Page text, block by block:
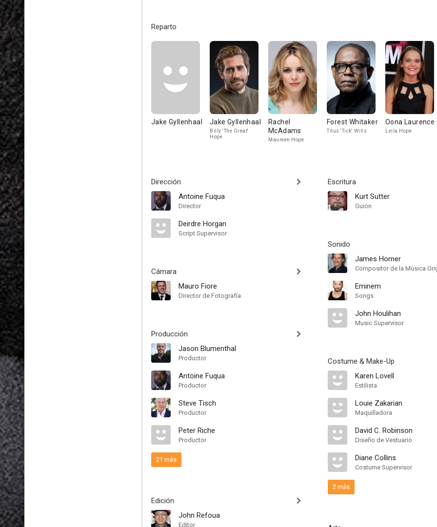
Reparto
Jake Gyllenhaal Jake Gyllenhaal
Billy 'The Great'
Hope
Rachel
McAdams
Maureen Hope
Forest Whitaker
Titus 'Tick' Wills
Oona Laurence
Leila Hope
Dirección
Antoine Fuqua
Director
Deirdre Horgan
Script Supervisor
Cámara
Mauro Fiore
Director de Fotografía
Producción
Jason Blumenthal
Productor
Antoine Fuqua
Productor
Steve Tisch
Productor
Peter Riche
Productor
21 más
Edición
John Refoua
Editor
Escritura
Kurt Sutter
Guión
Sonido
James Horner
Compositor de la Música
Eminem
Songs
John Houlihan
Music Supervisor
Costume & Make-Up
Karen Lovell
Estilista
Louie Zakarian
Maquilladora
David C. Robinson
Diseño de Vestuario
Diane Collins
Costume Supervisor
2 más